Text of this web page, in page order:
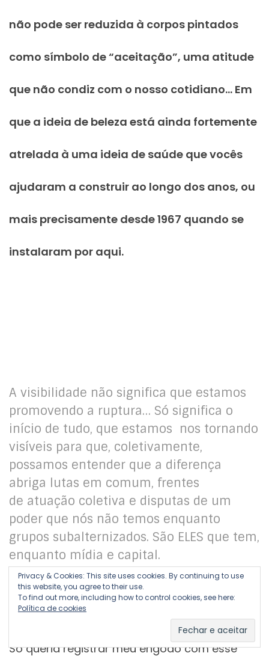
não pode ser reduzida à corpos pintados
como símbolo de “aceitação”, uma atitude
que não condiz com o nosso cotidiano… Em
que a ideia de beleza está ainda fortemente
atrelada à uma ideia de saúde que vocês
ajudaram a construir ao longo dos anos, ou
mais precisamente desde 1967 quando se
instalaram por aqui.
A visibilidade não significa que estamos
promovendo a ruptura… Só significa o
início de tudo, que estamos nos tornando
visíveis para que, coletivamente,
possamos entender que a diferença
abriga lutas em comum, frentes
de atuação coletiva e disputas de um
poder que nós não temos enquanto
grupos subalternizados. São ELES que tem,
enquanto mídia e capital.
Só queria registrar meu engodo com esse
Privacy & Cookies: This site uses cookies. By continuing to use
this website, you agree to their use.
To find out more, including how to control cookies, see here:
Política de cookies